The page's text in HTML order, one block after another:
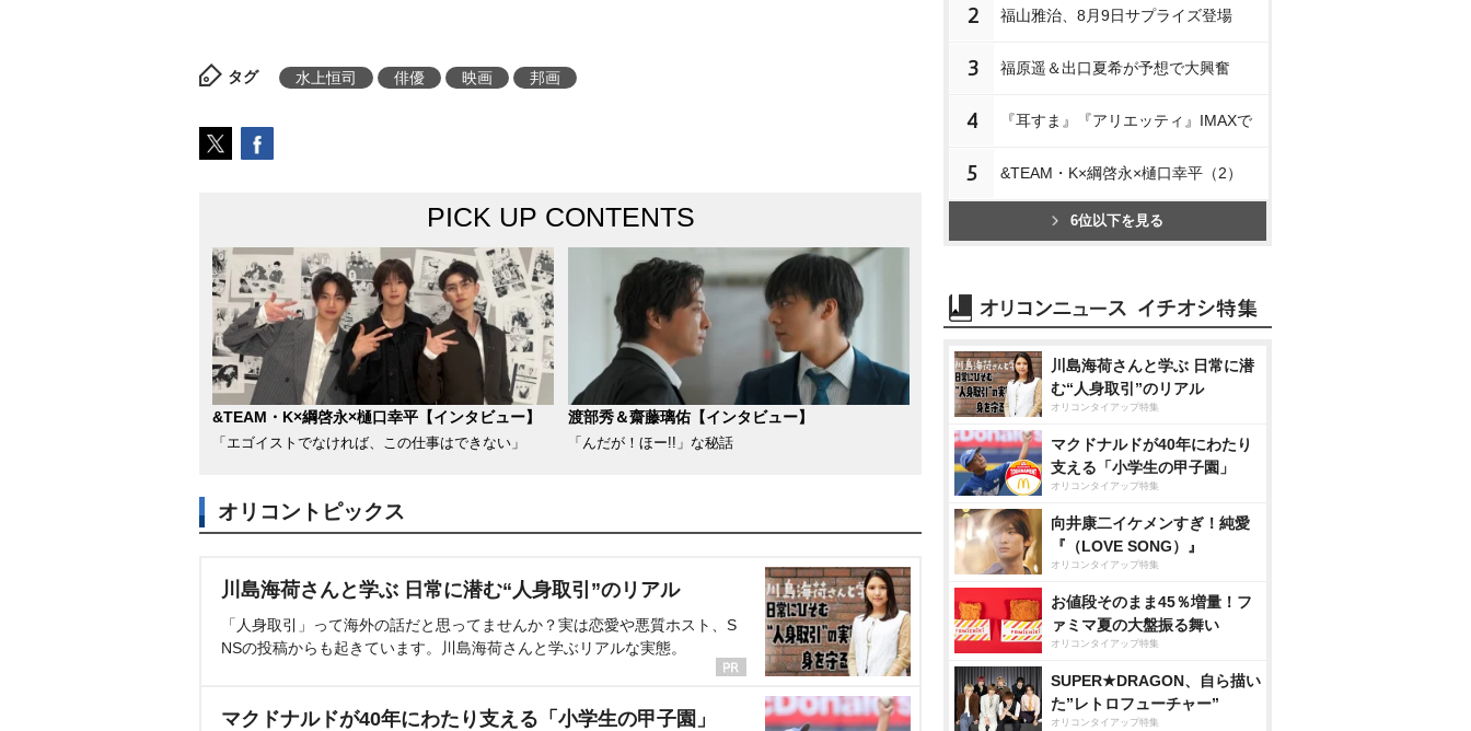
タグ 水上恒司 俳優 映画 邦画
PICK UP CONTENTS
&TEAM・K×綱啓永×樋口幸平【インタビュー】
「エゴイストでなければ、この仕事はできない」
渡部秀＆齋藤璃佑【インタビュー】
「んだが！ほー!!」な秘話
オリコントピックス
川島海荷さんと学ぶ 日常に潜む“人身取引”のリアル
「人身取引」って海外の話だと思ってませんか？実は恋愛や悪質ホスト、S
NSの投稿からも起きています。川島海荷さんと学ぶリアルな実態。
マクドナルドが40年にわたり支える「小学生の甲子園」
2 福山雅治、8月9日サプライズ登場
3 福原遥＆出口夏希が予想で大興奮
4 『耳すま』『アリエッティ』IMAXで
5 &TEAM・K×綱啓永×樋口幸平（2）
6位以下を見る
川島海荷さんと学ぶ 日常に潜
む“人身取引”のリアル
オリコンタイアップ特集
マクドナルドが40年にわたり
支える「小学生の甲子園」
オリコンタイアップ特集
向井康二イケメンすぎ！純愛
『（LOVE SONG）』
オリコンタイアップ特集
お値段そのまま45％増量！フ
ァミマ夏の大盤振る舞い
オリコンタイアップ特集
SUPER★DRAGON、自ら描い
た”レトロフューチャー”
オリコンタイアップ特集